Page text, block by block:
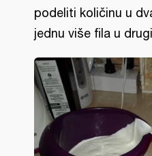
podeliti količinu u
jednu više fila u